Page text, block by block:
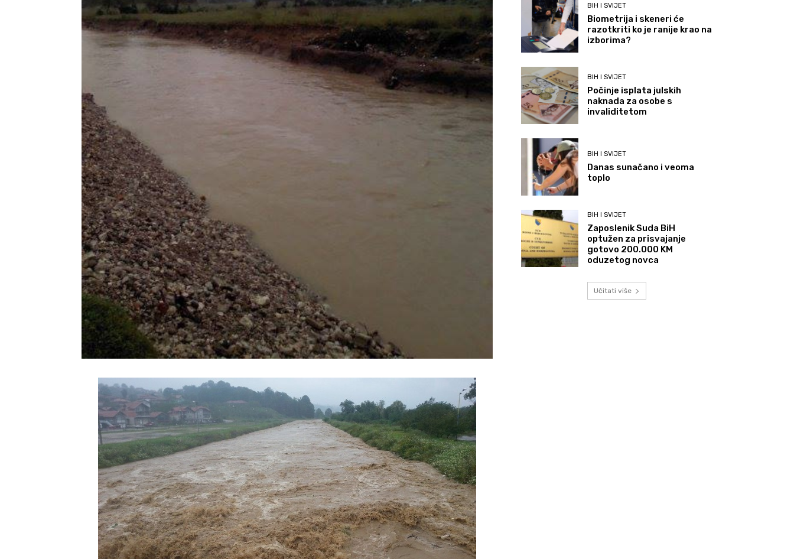
BIH I SVIJET
Biometrija i skeneri će
razotkriti ko je ranije krao na
izborima?
BIH I SVIJET
Počinje isplata julskih
naknada za osobe s
invaliditetom
BIH I SVIJET
Danas sunačano i veoma
toplo
BIH I SVIJET
Zaposlenik Suda BiH
optužen za prisvajanje
gotovo 200.000 KM
oduzetog novca
Učitati više